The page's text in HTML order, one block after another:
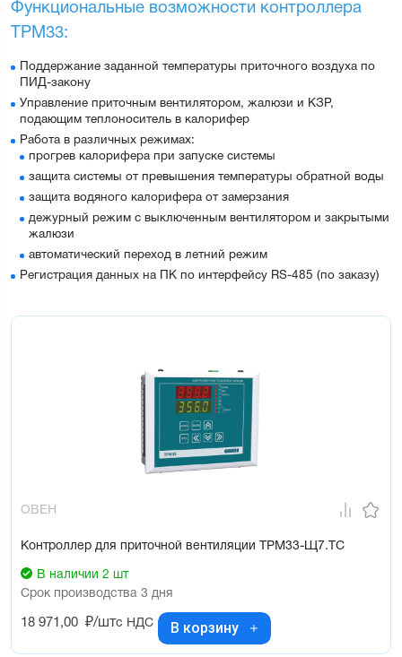
Функциональные возможности контроллера
ТРМ33:
Поддержание заданной температуры приточного воздуха по
ПИД-закону
Управление приточным вентилятором, жалюзи и КЗР,
подающим теплоноситель в калорифер
Работа в различных режимах:
прогрев калорифера при запуске системы
защита системы от превышения температуры обратной воды
защита водяного калорифера от замерзания
дежурный режим с выключенным вентилятором и закрытыми
жалюзи
автоматический переход в летний режим
Регистрация данных на ПК по интерфейсу RS-485 (по заказу)
ОВЕН
Контроллер для приточной вентиляции ТРМ33-Щ7.ТС
В наличии 2 шт
Срок производства 3 дня
18 971,00 ₽/штс НДС В корзину